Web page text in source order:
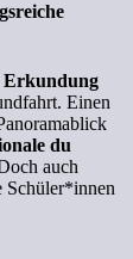
Erkundung
Einen
du
auch
Schüler*innen